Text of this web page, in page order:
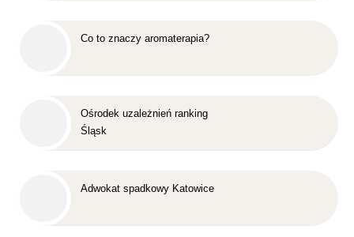
Co to znaczy aromaterapia?
Ośrodek uzależnień ranking
Śląsk
Adwokat spadkowy Katowice